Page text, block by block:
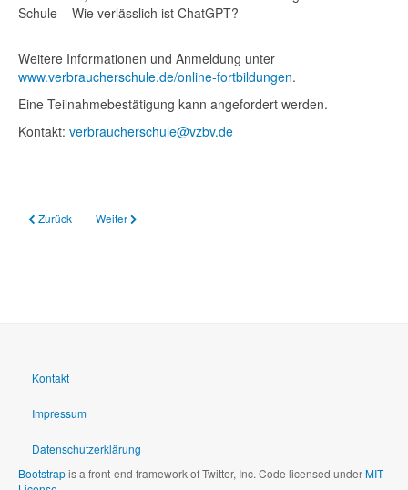
Schule – Wie verlässlich ist ChatGPT?
Weitere Informationen und Anmeldung unter
www.verbraucherschule.de/online-fortbildungen.
Eine Teilnahmebestätigung kann angefordert werden.
Kontakt: verbraucherschule@vzbv.de
Vorheriger Beitrag: 08.07.2024 MINT Newsletter 07/24
Zurück Nächster Beitrag: 02.07.2024 Bildungsprogramm für
Weiter
Kontakt
Impressum
Datenschutzerklärung
Bootstrapis a front-end framework of Twitter, Inc. Code licensed underMIT